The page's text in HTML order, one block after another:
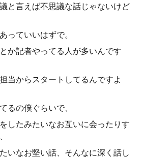
と言えば不思議な話じゃないけど
っていいはずで。
か記者やってる人が多いんです
当からスタートしてるんですよ
るの僕ぐらいで、
したみたいなお互いに会ったりす
いなお堅い話、そんなに深く話し